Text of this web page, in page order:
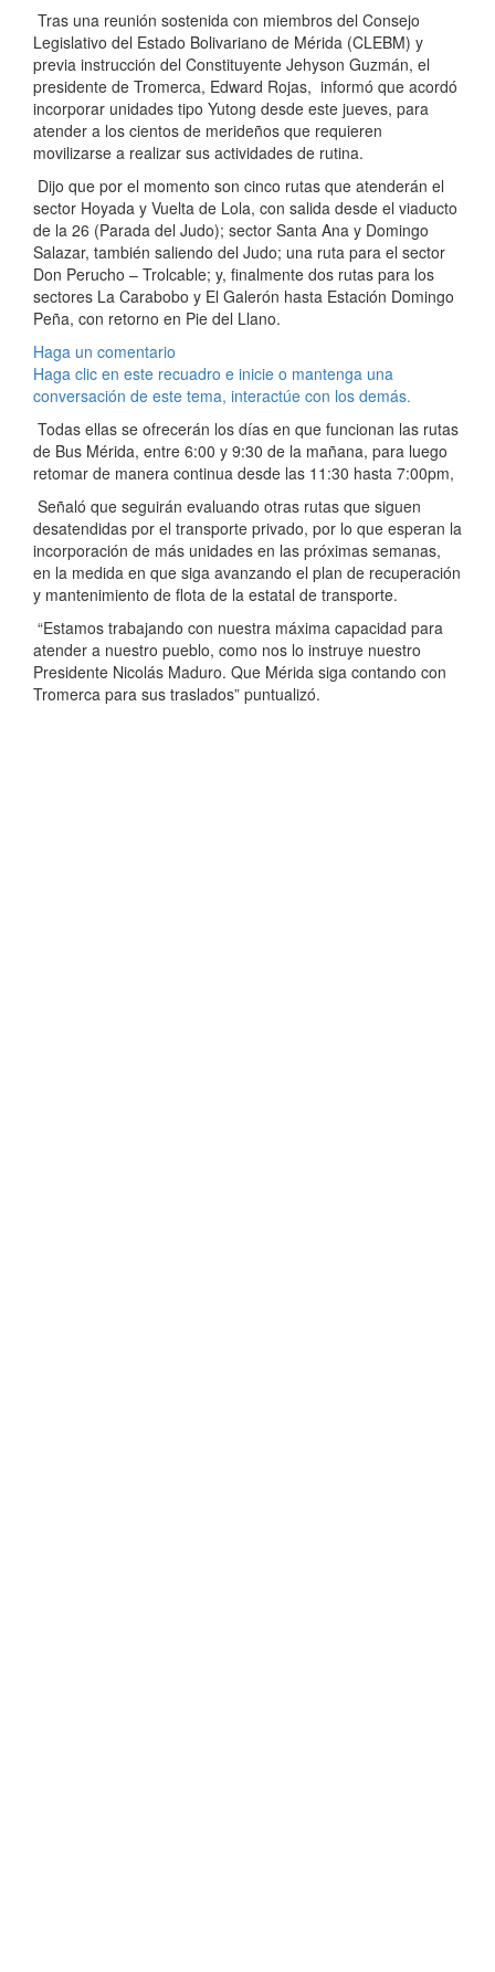
Tras una reunión sostenida con miembros del Consejo
Legislativo del Estado Bolivariano de Mérida (CLEBM) y
previa instrucción del Constituyente Jehyson Guzmán, el
presidente de Tromerca, Edward Rojas, informó que acordó
incorporar unidades tipo Yutong desde este jueves, para
atender a los cientos de merideños que requieren
movilizarse a realizar sus actividades de rutina.
Dijo que por el momento son cinco rutas que atenderán el
sector Hoyada y Vuelta de Lola, con salida desde el viaducto
de la 26 (Parada del Judo); sector Santa Ana y Domingo
Salazar, también saliendo del Judo; una ruta para el sector
Don Perucho – Trolcable; y, finalmente dos rutas para los
sectores La Carabobo y El Galerón hasta Estación Domingo
Peña, con retorno en Pie del Llano.
Haga un comentario
Haga clic en este recuadro e inicie o mantenga una
conversación de este tema, interactúe con los demás.
Todas ellas se ofrecerán los días en que funcionan las rutas
de Bus Mérida, entre 6:00 y 9:30 de la mañana, para luego
retomar de manera continua desde las 11:30 hasta 7:00pm,
Señaló que seguirán evaluando otras rutas que siguen
desatendidas por el transporte privado, por lo que esperan la
incorporación de más unidades en las próximas semanas,
en la medida en que siga avanzando el plan de recuperación
y mantenimiento de flota de la estatal de transporte.
“Estamos trabajando con nuestra máxima capacidad para
atender a nuestro pueblo, como nos lo instruye nuestro
Presidente Nicolás Maduro. Que Mérida siga contando con
Tromerca para sus traslados” puntualizó.